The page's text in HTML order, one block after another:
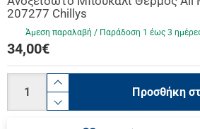
207277 Chillys
Άμεση παραλαβή / Παράδoση 1 έως 3
34,00€
Προσθήκη